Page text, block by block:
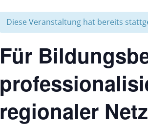
Diese Veranstaltung hat bereits
Für
regionaler